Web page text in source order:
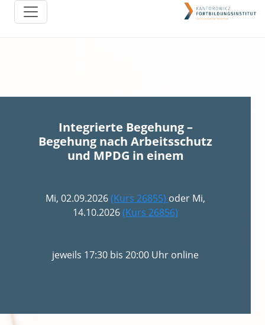
Integrierte Begehung –
Begehung nach Arbeitsschutz
und MPDG in einem
Mi, 02.09.2026(Kurs 26855) oder Mi,
14.10.2026(Kurs 26856)
jeweils 17:30 bis 20:00 Uhr online